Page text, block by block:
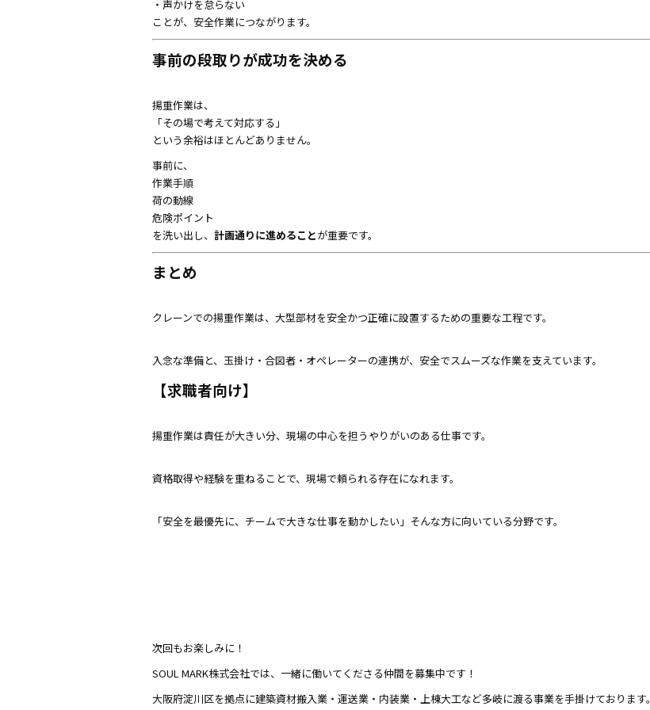
・声かけを怠らない
ことが、安全作業につながります。
事前の段取りが成功を決める
揚重作業は、
「その場で考えて対応する」
という余裕はほとんどありません。
事前に、
作業手順
荷の動線
危険ポイント
を洗い出し、 計画通りに進めることが重要です。
まとめ
クレーンでの揚重作業は、大型部材を安全かつ正確に設置するための重要な工程です。
入念な準備と、玉掛け・合図者・オペレーターの連携が、安全でスムーズな作業を支えています。
‍【求職者向け】
揚重作業は責任が大きい分、現場の中心を担うやりがいのある仕事です。
資格取得や経験を重ねることで、現場で頼られる存在になれます。
「安全を最優先に、チームで大きな仕事を動かしたい」そんな方に向いている分野です。
次回もお楽しみに！
SOUL MARK株式会社では、一緒に働いてくださる仲間を募集中です！
大阪府淀川区を拠点に建築資材搬入業・運送業・内装業・上棟大工など多岐に渡る事業を手掛けております。